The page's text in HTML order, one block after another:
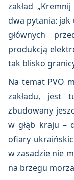
zakład
dwa pytania: jak
głównych
produkcją
tak blisko
Na temat PVO
zakładu, jest
zbudowany
w głąb kraju –
ofiary
w zasadzie nie
na brzegu